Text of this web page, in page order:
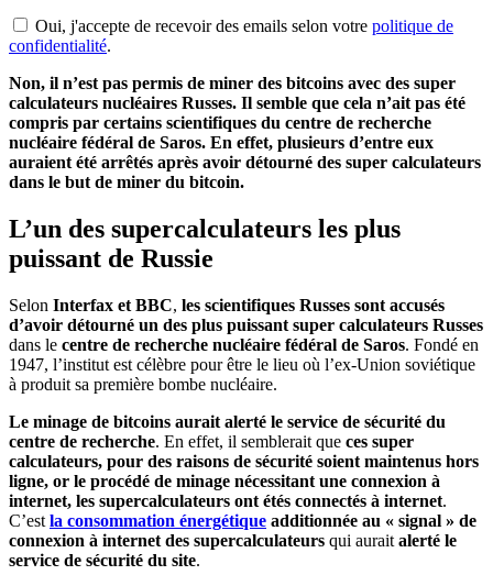
Oui, j'accepte de recevoir des emails selon votre politique de
confidentialité.
Non, il n’est pas permis de miner des bitcoins avec des super
calculateurs nucléaires Russes. Il semble que cela n’ait pas été
compris par certains scientifiques du centre de recherche
nucléaire fédéral de Saros. En effet, plusieurs d’entre eux
auraient été arrêtés après avoir détourné des super calculateurs
dans le but de miner du bitcoin.
L’un des supercalculateurs les plus
puissant de Russie
Selon Interfax et BBC, les scientifiques Russes sont accusés
d’avoir détourné un des plus puissant super calculateurs Russes
dans le centre de recherche nucléaire fédéral de Saros. Fondé en
1947, l’institut est célèbre pour être le lieu où l’ex-Union soviétique
à produit sa première bombe nucléaire.
Le minage de bitcoins aurait alerté le service de sécurité du
centre de recherche. En effet, il semblerait que ces super
calculateurs, pour des raisons de sécurité soient maintenus hors
ligne, or le procédé de minage nécessitant une connexion à
internet, les supercalculateurs ont étés connectés à internet.
C’est la consommation énergétique additionnée au « signal » de
connexion à internet des supercalculateurs qui aurait alerté le
service de sécurité du site.